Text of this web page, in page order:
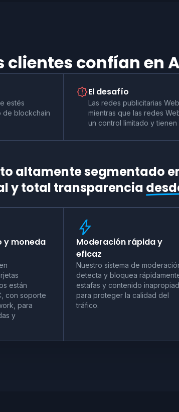
clientes confían en
estés
de blockchain
El desafío
Las redes publicitarias
mientras que las redes
un control limitado y
altamente segmentado
y total transparencia
y moneda
están
con soporte
para
y
Moderación rápida y
eficaz
Nuestro sistema de
detecta y bloquea
estafas y contenido
para proteger la calidad del
tráfico.